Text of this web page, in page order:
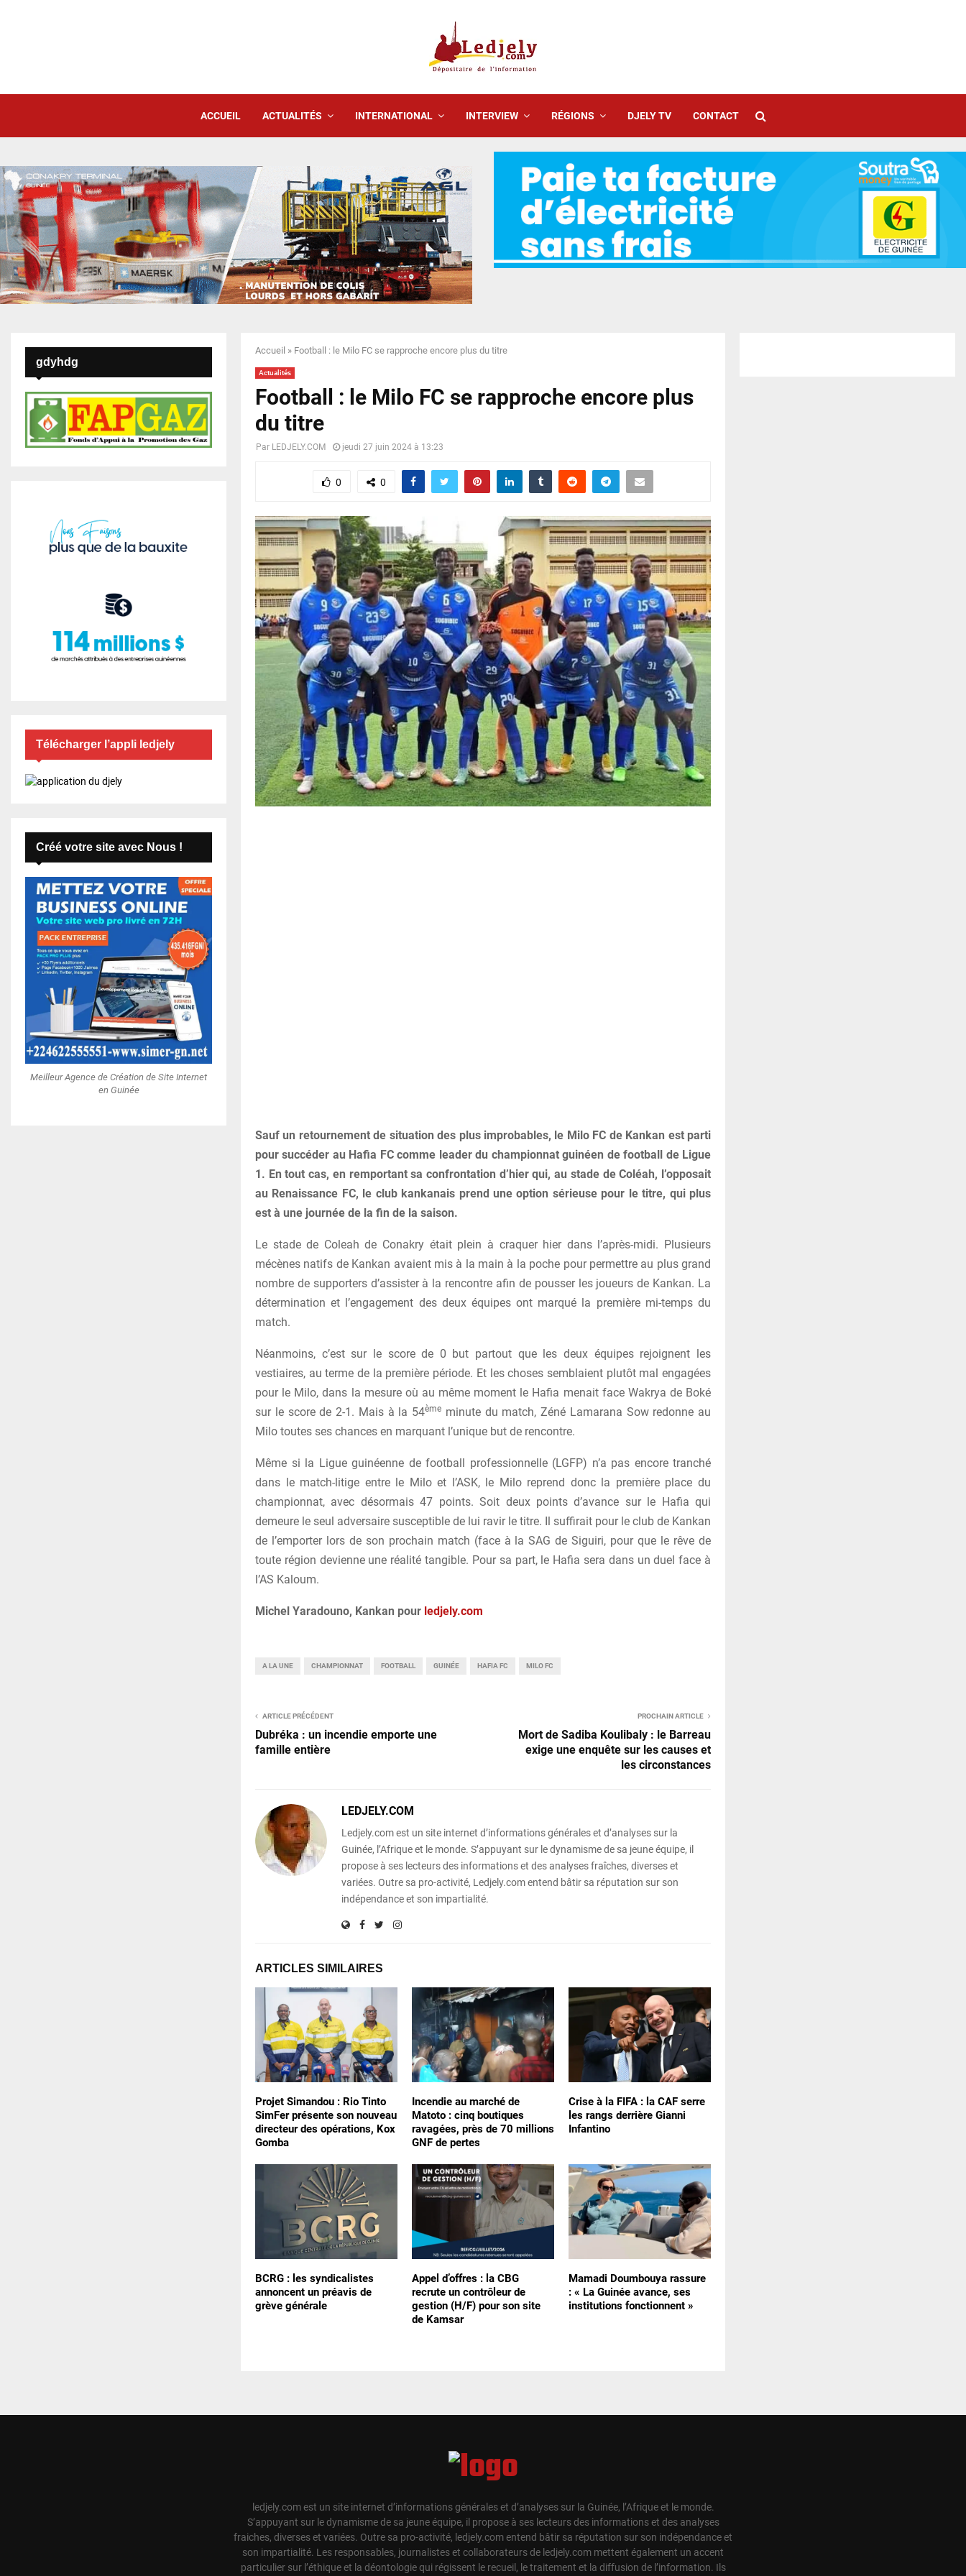
ACCUEIL ACTUALITÉS INTERNATIONAL INTERVIEW RÉGIONS DJELY TV CONTACT
Accueil » Football : le Milo FC se rapproche encore plus du titre
Actualités
Football : le Milo FC se rapproche encore plus
du titre
Par LEDJELY.COM jeudi 27 juin 2024 à 13:23
0 0
Sauf un retournement de situation des plus improbables, le Milo FC de Kankan est parti
pour succéder au Hafia FC comme leader du championnat guinéen de football de Ligue
1. En tout cas, en remportant sa confrontation d’hier qui, au stade de Coléah, l’opposait
au Renaissance FC, le club kankanais prend une option sérieuse pour le titre, qui plus
est à une journée de la fin de la saison.
Le stade de Coleah de Conakry était plein à craquer hier dans l’après-midi. Plusieurs
mécènes natifs de Kankan avaient mis à la main à la poche pour permettre au plus grand
nombre de supporters d’assister à la rencontre afin de pousser les joueurs de Kankan. La
détermination et l’engagement des deux équipes ont marqué la première mi-temps du
match.
Néanmoins, c’est sur le score de 0 but partout que les deux équipes rejoignent les
vestiaires, au terme de la première période. Et les choses semblaient plutôt mal engagées
pour le Milo, dans la mesure où au même moment le Hafia menait face Wakrya de Boké
sur le score de 2-1. Mais à la 54ème minute du match, Zéné Lamarana Sow redonne au
Milo toutes ses chances en marquant l’unique but de rencontre.
Même si la Ligue guinéenne de football professionnelle (LGFP) n’a pas encore tranché
dans le match-litige entre le Milo et l’ASK, le Milo reprend donc la première place du
championnat, avec désormais 47 points. Soit deux points d’avance sur le Hafia qui
demeure le seul adversaire susceptible de lui ravir le titre. Il suffirait pour le club de Kankan
de l’emporter lors de son prochain match (face à la SAG de Siguiri, pour que le rêve de
toute région devienne une réalité tangible. Pour sa part, le Hafia sera dans un duel face à
l’AS Kaloum.
Michel Yaradouno, Kankan pour ledjely.com
A LA UNE CHAMPIONNAT FOOTBALL GUINÉE HAFIA FC MILO FC
ARTICLE PRÉCÉDENT
Dubréka : un incendie emporte une
famille entière
PROCHAIN ARTICLE
Mort de Sadiba Koulibaly : le Barreau
exige une enquête sur les causes et
les circonstances
LEDJELY.COM
Ledjely.com est un site internet d’informations générales et d’analyses sur la
Guinée, l’Afrique et le monde. S’appuyant sur le dynamisme de sa jeune équipe, il
propose à ses lecteurs des informations et des analyses fraîches, diverses et
variées. Outre sa pro-activité, Ledjely.com entend bâtir sa réputation sur son
indépendance et son impartialité.
ARTICLES SIMILAIRES
Projet Simandou : Rio Tinto
SimFer présente son nouveau
directeur des opérations, Kox
Gomba
Incendie au marché de
Matoto : cinq boutiques
ravagées, près de 70 millions
GNF de pertes
Crise à la FIFA : la CAF serre
les rangs derrière Gianni
Infantino
BCRG : les syndicalistes
annoncent un préavis de
grève générale
Appel d’offres : la CBG
recrute un contrôleur de
gestion (H/F) pour son site
de Kamsar
Mamadi Doumbouya rassure
: « La Guinée avance, ses
institutions fonctionnent »
gdyhdg
Télécharger l’appli ledjely
Créé votre site avec Nous !
Meilleur Agence de Création de Site Internet
en Guinée
ledjely.com est un site internet d’informations générales et d’analyses sur la Guinée, l’Afrique et le monde.
S’appuyant sur le dynamisme de sa jeune équipe, il propose à ses lecteurs des informations et des analyses
fraiches, diverses et variées. Outre sa pro-activité, ledjely.com entend bâtir sa réputation sur son indépendance et
son impartialité. Les responsables, journalistes et collaborateurs de ledjely.com mettent également un accent
particulier sur l’éthique et la déontologie qui régissent le recueil, le traitement et la diffusion de l’information. Ils